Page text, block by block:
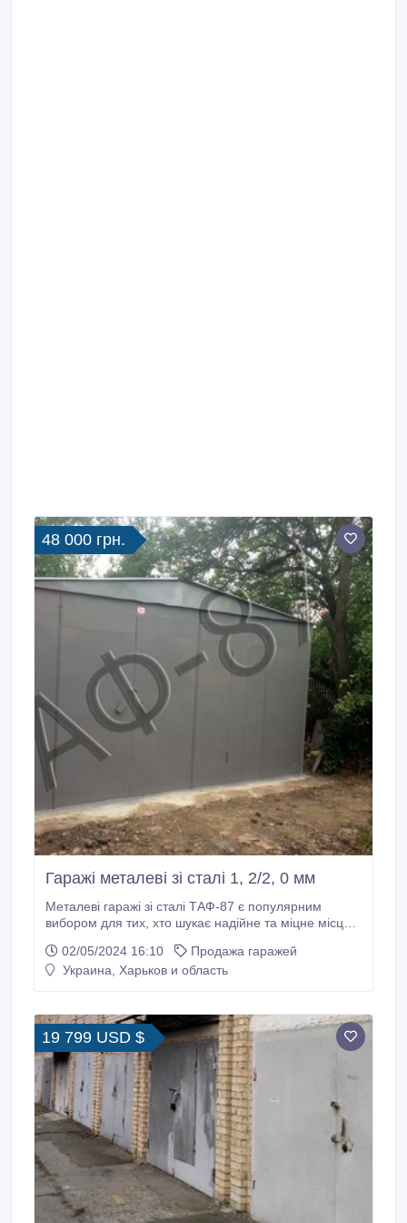
48 000 грн.
Гаражі металеві зі сталі 1, 2/2, 0 мм
Металеві гаражі зі сталі ТАФ-87 є популярним
вибором для тих, хто шукає надійне та міцне місце
Особливості виготовлення стандартних металевих
гаражів заводського виконання. При виготовленні
02/05/2024 16:10
Продажа гаражей
Украина, Харьков и область
19 799 USD $